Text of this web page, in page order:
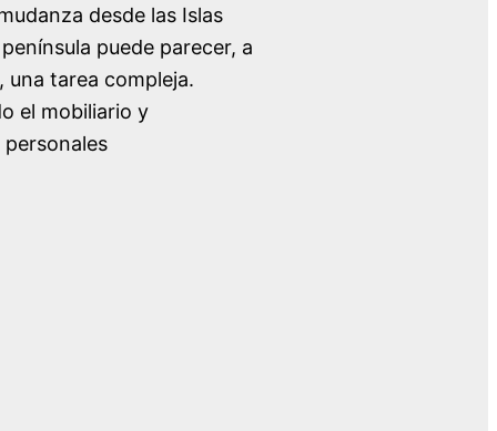
desde las Islas
puede parecer, a
una tarea compleja.
el mobiliario y